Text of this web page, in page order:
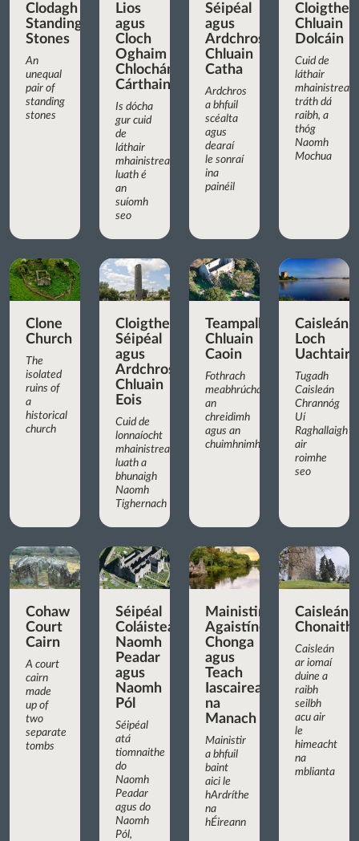
Clodagh
Standing
Stones
An
unequal
pair of
standing
stones
Lios
agus
Cloch
Oghaim
Chlochán
Cárthainn
Is dócha
gur cuid
de
láthair
mhainistreach
luath é
an
suíomh
seo
Séipéal
agus
Ardchros
Chluain
Catha
Ardchros
a bhfuil
scéalta
agus
dearaí
le sonraí
ina
painéil
Chluain
Dolcáin
Cuid de
láthair
mhainistreach
tráth dá
raibh, a
thóg
Naomh
Mochua
Clone
Church
The
isolated
ruins of
a
historical
church
Cloigtheach,
Séipéal
agus
Ardchros
Chluain
Eois
Cuid de
lonnaíocht
mhainistreach
luath a
bhunaigh
Naomh
Tighernach
Teampall
Chluain
Caoin
Fothrach
meabhrúcháin
an
chreidimh
agus an
chuimhnimh
Caisleán
Loch
Uachtair
Tugadh
Caisleán
Chrannóg
Uí
Raghallaigh
air
roimhe
seo
Cohaw
Court
Cairn
A court
cairn
made
up of
two
separate
tombs
Séipéal
Coláisteach
Naomh
Peadar
agus
Naomh
Pól
Séipéal
atá
tiomnaithe
do
Naomh
Peadar
agus do
Naomh
Pól,
Mainistir
Agaistíneach
Chonga
agus
Teach
Iascaireachta
na
Manach
Mainistir
a bhfuil
baint
aici le
hArdríthe
na
hÉireann
Caisleán
Caisleán
ar iomaí
duine a
raibh
seilbh
acu air
le
himeacht
na
mblianta